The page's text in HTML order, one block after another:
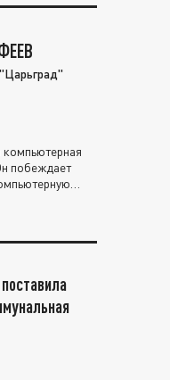
побеждает